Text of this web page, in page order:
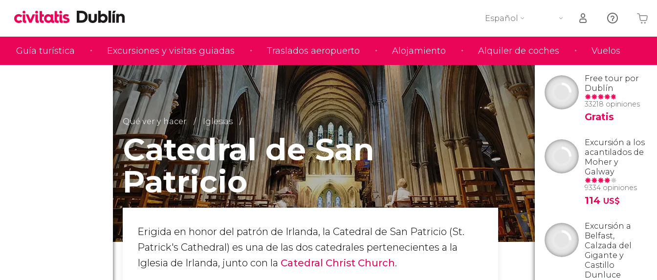
Guía turística Excursiones y visitas guiadas Traslados aeropuerto Alojamiento Alquiler de coches Vuelos
Español
Tu carrito está vacío
Qué ver y hacer Iglesias
Catedral de San
Patricio
Erigida en honor del patrón de Irlanda, la Catedral de San Patricio (St.
Patrick's Cathedral) es una de las dos catedrales pertenecientes a la
Iglesia de Irlanda, junto con la Catedral Christ Church.
Free tour por
Dublín
33218 opiniones
Gratis
Excursión a los
acantilados de
Moher y
Galway
9334 opiniones
114 US$
Excursión a
Belfast,
Calzada del
Gigante y
Castillo
Dunluce